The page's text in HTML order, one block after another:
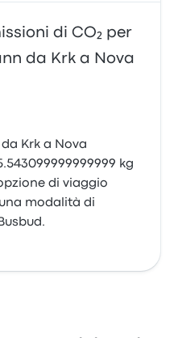
di CO₂ per
da Krk a Nova
Krk a Nova
kg
di viaggio
modalità di